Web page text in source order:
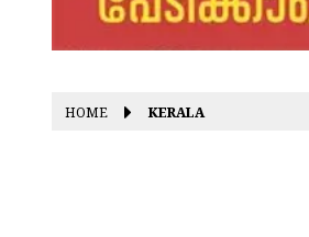
HOME KERALA